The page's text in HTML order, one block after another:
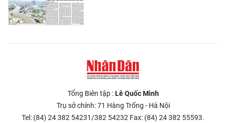
Tổng Biên tập :Lê Quốc Minh
Trụ sở chính: 71 Hàng Trống - Hà Nội
Tel: (84) 24 382 54231/382 54232 Fax: (84) 24 382 55593.